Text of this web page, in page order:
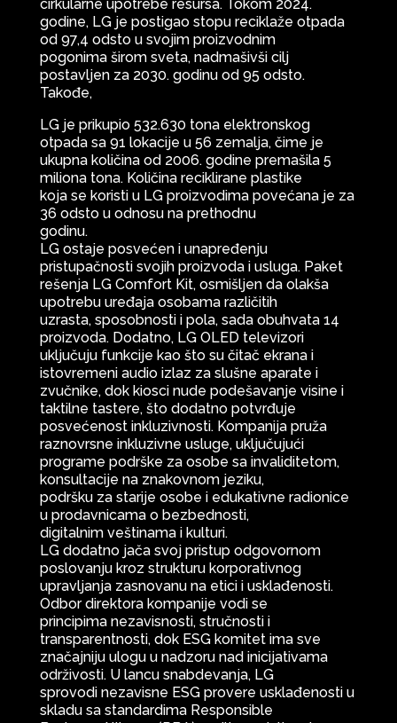
cirkularne upotrebe resursa. Tokom 2024.
godine, LG je postigao stopu reciklaže otpada
od 97,4 odsto u svojim proizvodnim
pogonima širom sveta, nadmašivši cilj
postavljen za 2030. godinu od 95 odsto.
Takođe,
LG je prikupio 532.630 tona elektronskog
otpada sa 91 lokacije u 56 zemalja, čime je
ukupna količina od 2006. godine premašila 5
miliona tona. Količina reciklirane plastike
koja se koristi u LG proizvodima povećana je za
36 odsto u odnosu na prethodnu
godinu.
LG ostaje posvećen i unapređenju
pristupačnosti svojih proizvoda i usluga. Paket
rešenja LG Comfort Kit, osmišljen da olakša
upotrebu uređaja osobama različitih
uzrasta, sposobnosti i pola, sada obuhvata 14
proizvoda. Dodatno, LG OLED televizori
uključuju funkcije kao što su čitač ekrana i
istovremeni audio izlaz za slušne aparate i
zvučnike, dok kiosci nude podešavanje visine i
taktilne tastere, što dodatno potvrđuje
posvećenost inkluzivnosti. Kompanija pruža
raznovrsne inkluzivne usluge, uključujući
programe podrške za osobe sa invaliditetom,
konsultacije na znakovnom jeziku,
podršku za starije osobe i edukativne radionice
u prodavnicama o bezbednosti,
digitalnim veštinama i kulturi.
LG dodatno jača svoj pristup odgovornom
poslovanju kroz strukturu korporativnog
upravljanja zasnovanu na etici i usklađenosti.
Odbor direktora kompanije vodi se
principima nezavisnosti, stručnosti i
transparentnosti, dok ESG komitet ima sve
značajniju ulogu u nadzoru nad inicijativama
održivosti. U lancu snabdevanja, LG
sprovodi nezavisne ESG provere usklađenosti u
skladu sa standardima Responsible